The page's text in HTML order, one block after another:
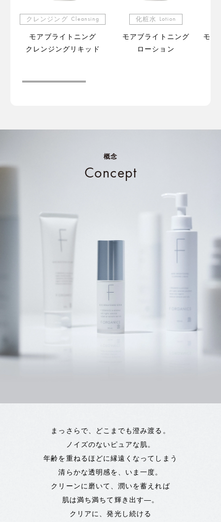
クレンジング Cleansing
モアブライトニング
クレンジングリキッド
化粧水 Lotion
モアブライトニング
ローション
モア
概念
Concept
まっさらで、どこまでも澄み渡る。
ノイズのないピュアな肌。
年齢を重ねるほどに縁遠くなってしまう
清らかな透明感を、いま一度。
クリーンに磨いて、潤いを蓄えれば
肌は満ち満ちて輝き出す―。
クリアに、発光し続ける